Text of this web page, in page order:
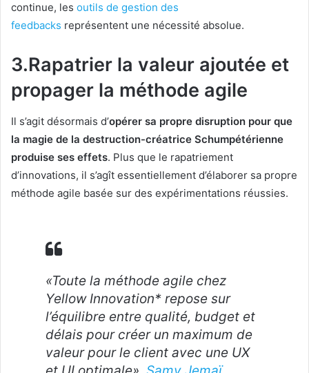
continue, les outils de gestion des
feedbacks représentent une nécessité absolue.
3.Rapatrier la valeur ajoutée et
propager la méthode agile
Il s’agit désormais d’opérer sa propre disruption pour que
la magie de la destruction-créatrice Schumpétérienne
produise ses effets. Plus que le rapatriement
d’innovations, il s’agît essentiellement d’élaborer sa propre
méthode agile basée sur des expérimentations réussies.
«Toute la méthode agile chez
Yellow Innovation* repose sur
l’équilibre entre qualité, budget et
délais pour créer un maximum de
valeur pour le client avec une UX